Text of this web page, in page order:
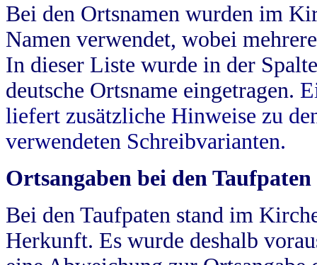
Bei den Ortsnamen wurden im
Namen verwendet, wobei
In dieser Liste wurde in der
deutsche Ortsname eingetragen.
liefert zusätzliche Hinweise zu
verwendeten Schreibvarianten.
Ortsangaben bei den Taufpaten
Bei den Taufpaten stand im
Herkunft. Es wurde deshalb